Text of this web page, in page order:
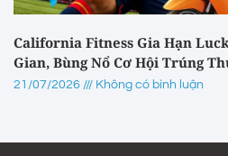
California Fitness Gia Hạn
Gian, Bùng Nổ Cơ Hội Trúng
21/07/2026 Không có bình luận